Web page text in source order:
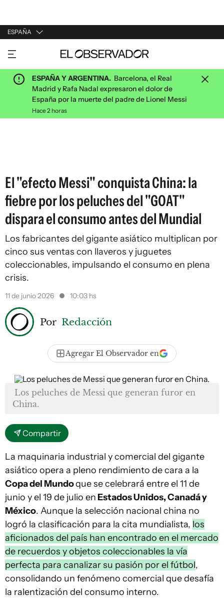
ESPAÑA
URUGUAY
ARGENTINA
ESPAÑA
ESTADOS UNIDOS
ESPAÑA Y ARGENTINA. Barcelona, el Real
Madrid y Rafa Nadal expresaron el dolor de
España por la muerte del padre de Lionel Messi
Hace 2 horas
El "efecto Messi" conquista China: la
fiebre por los peluches del "GOAT"
dispara el consumo antes del Mundial
Los fabricantes del gigante asiático multiplican por
cinco sus ventas con llaveros y juguetes
coleccionables, impulsando el consumo en plena
crisis.
11 de junio 2026 10:03 hs
Por Redacción
Agregar El Observador en
Los peluches de Messi que generan furor en
China.
Compartir
La maquinaria industrial y comercial del gigante
asiático opera a pleno rendimiento de cara a la
Copa del Mundoque se celebrará entre el 11 de
junio y el 19 de julio en Estados Unidos, Canadá y
México. Aunque la selección nacional china no
logró la clasificación para la cita mundialista, los
aficionados del país han encontrado en el mercado
de recuerdos y objetos coleccionables la vía
perfecta para canalizar su pasión por el fútbol,
consolidando un fenómeno comercial que desafía
la ralentización del consumo interno.